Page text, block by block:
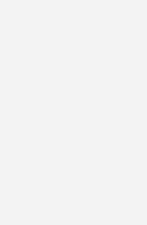
vertraut und regelmäßig vor Ort ist
den Kunden/Betreibern steht, liegt
auch die Möglichkeit zu
und Inspektionen an
Gesichtspunkten erscheint eine
überzeugender, als die
durchführen zu lassen. Eben
Deutscher Kühlhäuser &
Stellungnahme ausdrücklich
Zustimmung des
(ZVKKW). (RM)